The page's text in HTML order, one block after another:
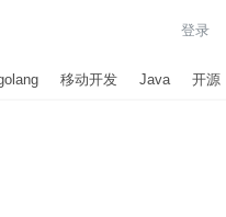
登录
移动开发 Java 开源